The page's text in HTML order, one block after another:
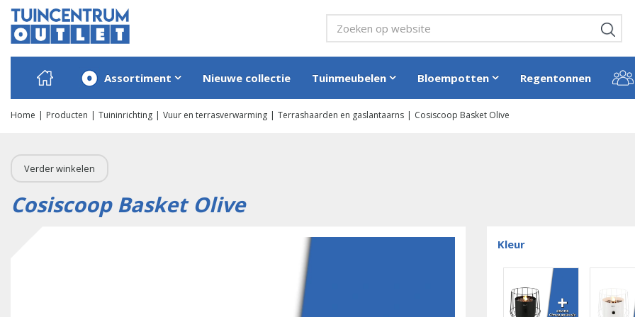
Ga
naar
content
Home Producten Tuininrichting Vuur en terrasverwarming Terrashaarden en gaslantaarns Cosiscoop Basket Olive
Assortiment Nieuwe collectie Tuinmeubelen Bloempotten Regentonnen
Verder winkelen
Cosiscoop Basket Olive
Kleur